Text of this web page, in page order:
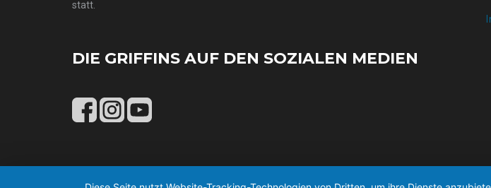
statt.
DIE GRIFFINS AUF DEN SOZIALEN MEDIEN